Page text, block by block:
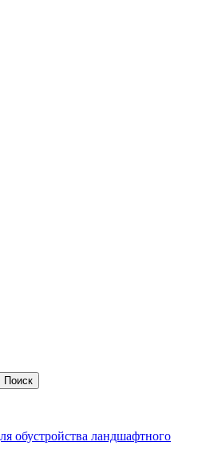
обустройства ландшафтного